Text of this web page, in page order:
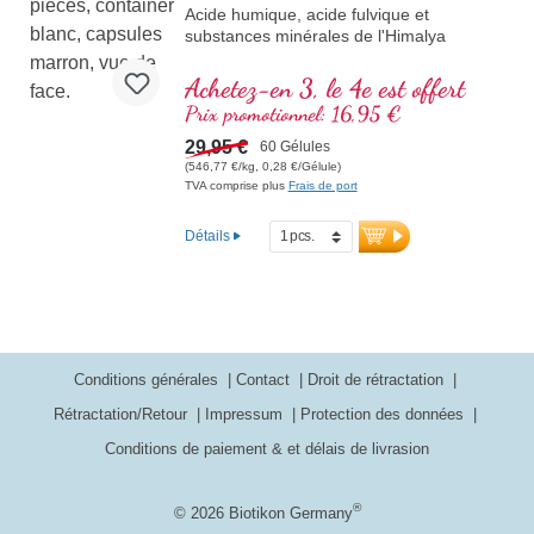
Acide humique, acide fulvique et
substances minérales de l'Himalya
Achetez-en 3, le 4e est offert
Prix promotionnel: 16,95 €
29,95 € 60 Gélules
(546,77 €/kg, 0,28 €/Gélule)
TVA comprise plus Frais de port
Détails
© 2026 Biotikon Germany®
Conditions générales Contact
Droit de rétractation
Rétractation/Retour
Impressum
Protection des données
Conditions de paiement & et délais de livrasion